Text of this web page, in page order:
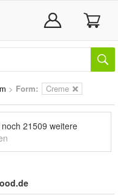
> Form: Creme
21509 weitere